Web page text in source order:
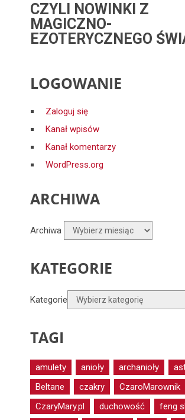
CZYLI NOWINKI Z
MAGICZNO-
EZOTERYCZNEGO
LOGOWANIE
Zaloguj się
Kanał wpisów
Kanał komentarzy
WordPress.org
ARCHIWA
Archiwa
KATEGORIE
Kategorie
TAGI
amulety anioły archanioły
Beltane
czakry
CzaroMarownik
CzaryMary.pl
duchowość
feng